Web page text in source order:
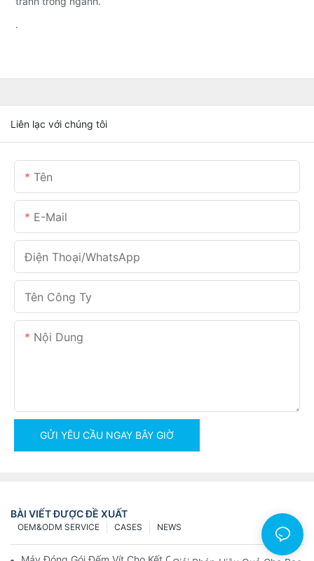
.
Liên lạc với chúng tôi
Tên
E-Mail
Điện Thoại/WhatsApp
Tên Công Ty
Nội Dung
GỬI YÊU CẦU NGAY BÂY GIỜ
BÀI VIẾT ĐƯỢC ĐỀ XUẤT
NEWS
CASES
OEM&ODM SERVICE